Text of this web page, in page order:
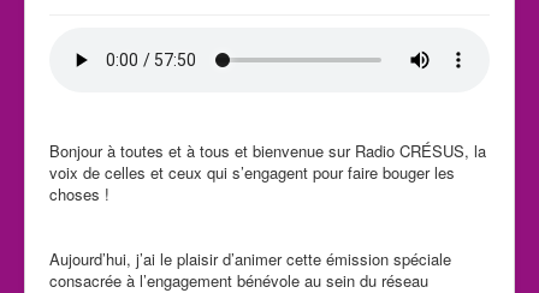
Bonjour à toutes et à tous et bienvenue sur Radio CRÉSUS, la
voix de celles et ceux qui s’engagent pour faire bouger les
choses !
Aujourd’hui, j’ai le plaisir d’animer cette émission spéciale
consacrée à l’engagement bénévole au sein du réseau